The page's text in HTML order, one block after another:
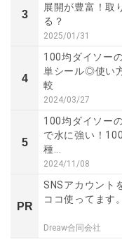
3
展開が豊富！取
る？
2025/01/31
4
100均ダイソー
単シール◎使い
較
2024/03/27
5
100均ダイソー
で水に強い！
種...
2024/11/08
PR
SNSアカウント
ココ使ってます。
Dreaw合同会社